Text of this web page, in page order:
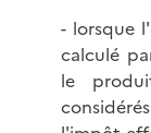
- lorsque
calculé
le